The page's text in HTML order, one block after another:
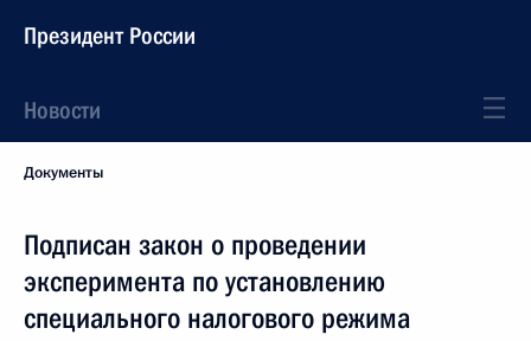
Президент России
Новости
Документы
Подписан закон о проведении
эксперимента по установлению
специального налогового режима